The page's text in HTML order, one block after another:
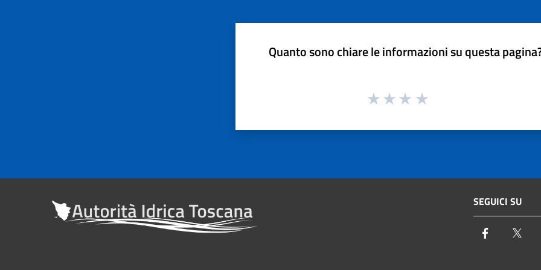
Quanto sono chiare le informazioni su questa
SEGUICI SU
Facebook